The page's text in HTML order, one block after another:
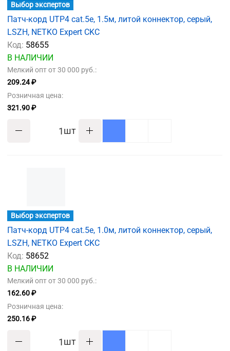
Выбор экспертов
Патч-корд UTP4 cat.5e, 1.5м, литой коннектор, серый,
LSZH, NETKO Expert CKC
Код: 58655
В НАЛИЧИИ
Мелкий опт от 30 000 руб.:
209.24 ₽
Розничная цена:
321.90 ₽
шт
Выбор экспертов
Патч-корд UTP4 cat.5e, 1.0м, литой коннектор, серый,
LSZH, NETKO Expert CKC
Код: 58652
В НАЛИЧИИ
Мелкий опт от 30 000 руб.:
162.60 ₽
Розничная цена:
250.16 ₽
шт